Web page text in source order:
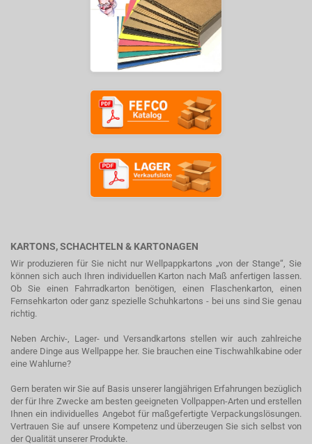
KARTONS, SCHACHTELN & KARTONAGEN
Wir produzieren für Sie nicht nur Wellpappkartons „von der Stange“, Sie
können sich auch Ihren individuellen Karton nach Maß anfertigen lassen.
Ob Sie einen Fahrradkarton benötigen, einen Flaschenkarton, einen
Fernsehkarton oder ganz spezielle Schuhkartons - bei uns sind Sie genau
richtig.
Neben Archiv-, Lager- und Versandkartons stellen wir auch zahlreiche
andere Dinge aus Wellpappe her. Sie brauchen eine Tischwahlkabine oder
eine Wahlurne?
Gern beraten wir Sie auf Basis unserer langjährigen Erfahrungen bezüglich
der für Ihre Zwecke am besten geeigneten Vollpappen-Arten und erstellen
Ihnen ein individuelles Angebot für maßgefertigte Verpackungslösungen.
Vertrauen Sie auf unsere Kompetenz und überzeugen Sie sich selbst von
der Qualität unserer Produkte.